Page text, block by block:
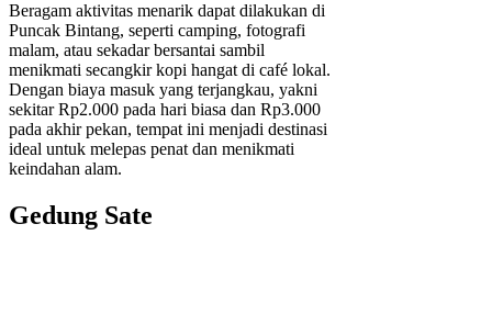
Beragam aktivitas menarik dapat dilakukan di
Puncak Bintang, seperti camping, fotografi
malam, atau sekadar bersantai sambil
menikmati secangkir kopi hangat di café lokal.
Dengan biaya masuk yang terjangkau, yakni
sekitar Rp2.000 pada hari biasa dan Rp3.000
pada akhir pekan, tempat ini menjadi destinasi
ideal untuk melepas penat dan menikmati
keindahan alam.
Gedung Sate